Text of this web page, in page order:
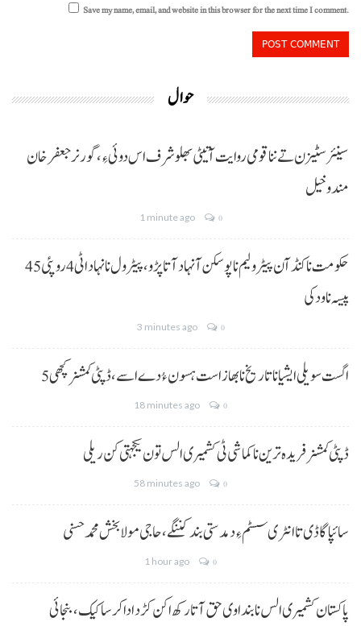
Save my name, email, and website in this browser for the next time I comment.
حوال
سینئر سٹیزن تے ننا قومی روایت آتیٹی بھلو شرف اس دوئی ءِ،گورنر جعفرخان
مندوخیل
1 minute ago 0
حکومت نا کنڈ آن پیٹرولیم نا پوسکن آ نہاد آتا پڑو،پیٹرول نا نہاد اٹی 4 روپئی 45
پیسہ نا ودکی
3 minutes ago 0
5 اگست سویلی ایشیا نا تاریخ نا بھاز است ہسون ءُ دے اسے،ڈپٹی کمشنر کچھی
18 minutes ago 0
ڈپٹی کمشنر فریدہ ترین نا کماشی ٹی کشمیری الس تون یکجہتی کن ریلی
58 minutes ago 0
سائپا گاڈی تا انٹری سسٹم ءِ دمدستی بند کننگے، حاجی مولا بخش محمد حسنی
1 hour ago 0
پاکستان کشمیری الس نا بنداوی حق آتا رکھ اکن کڑد ادا کرسا کیک ،بنجائی